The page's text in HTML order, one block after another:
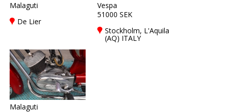
Malaguti
De Lier
Vespa
51000 SEK
Stockholm, L'Aquila
(AQ) ITALY
Malaguti